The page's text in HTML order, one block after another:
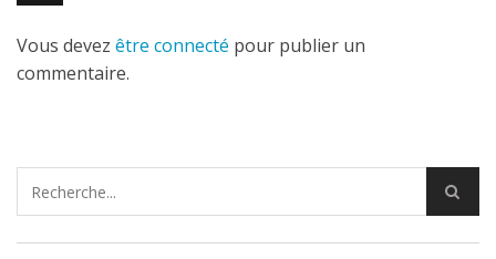
Vous devez être connecté pour publier un
commentaire.